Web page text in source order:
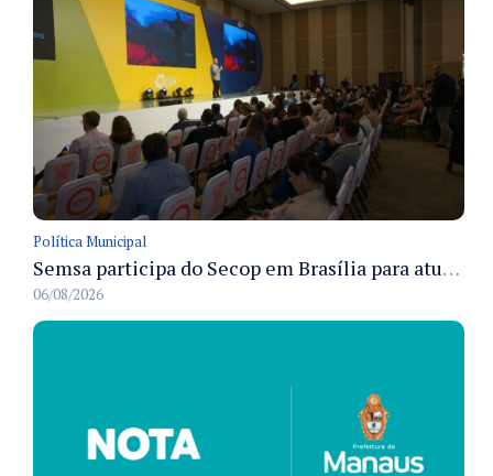
Política Municipal
Semsa participa do Secop em Brasília para atualizar tecnologia e modernizar gestão pública
06/08/2026